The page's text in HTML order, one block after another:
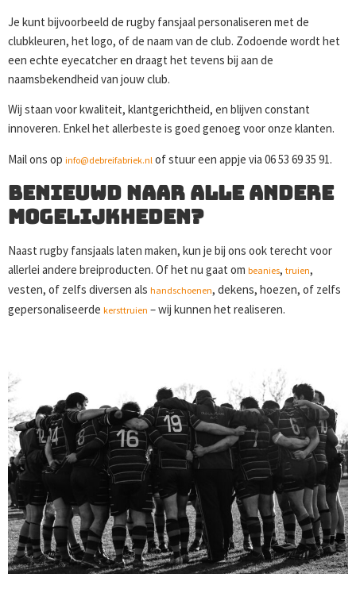
Je kunt bijvoorbeeld de rugby fansjaal personaliseren met de
clubkleuren, het logo, of de naam van de club. Zodoende wordt het
een echte eyecatcher en draagt het tevens bij aan de
naamsbekendheid van jouw club.
Wij staan voor kwaliteit, klantgerichtheid, en blijven constant
innoveren. Enkel het allerbeste is goed genoeg voor onze klanten.
Mail ons op info@debreifabriek.nl of stuur een appje via 06 53 69 35 91.
Benieuwd naar alle andere
mogelijkheden?
Naast rugby fansjaals laten maken, kun je bij ons ook terecht voor
allerlei andere breiproducten. Of het nu gaat om beanies, truien,
vesten, of zelfs diversen als handschoenen, dekens, hoezen, of zelfs
gepersonaliseerde kersttruien – wij kunnen het realiseren.